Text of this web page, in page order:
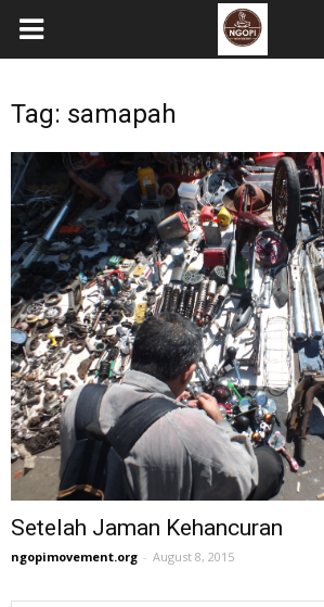
Tag: samapah
Setelah Jaman Kehancuran
ngopimovement.org - August 8, 2015